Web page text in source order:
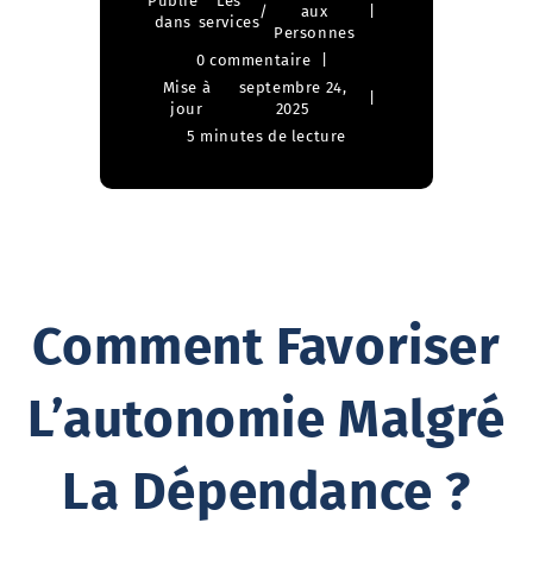
dans services
/
aux
Personnes
0 commentaire
Mise à
jour
septembre 24,
2025
5 minutes de lecture
Comment Favoriser
L’autonomie Malgré
La Dépendance ?